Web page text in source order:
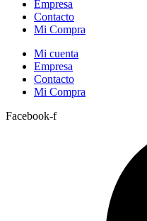
Empresa
Contacto
Mi Compra
Mi cuenta
Empresa
Contacto
Mi Compra
Facebook-f